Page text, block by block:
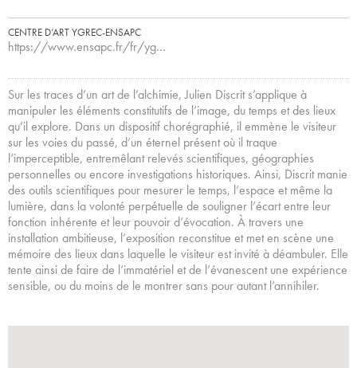
CENTRE D’ART YGREC-ENSAPC
https://www.ensapc.fr/fr/yg…
Sur les traces d’un art de l’alchimie, Julien Discrit s’applique à
manipuler les éléments constitutifs de l’image, du temps et des lieux
qu’il explore. Dans un dispositif chorégraphié, il emmène le visiteur
sur les voies du passé, d’un éternel présent où il traque
l’imperceptible, entremêlant relevés scientifiques, géographies
personnelles ou encore investigations historiques. Ainsi, Discrit manie
des outils scientifiques pour mesurer le temps, l’espace et même la
lumière, dans la volonté perpétuelle de souligner l’écart entre leur
fonction inhérente et leur pouvoir d’évocation. À travers une
installation ambitieuse, l’exposition reconstitue et met en scène une
mémoire des lieux dans laquelle le visiteur est invité à déambuler. Elle
tente ainsi de faire de l’immatériel et de l’évanescent une expérience
sensible, ou du moins de le montrer sans pour autant l’annihiler.